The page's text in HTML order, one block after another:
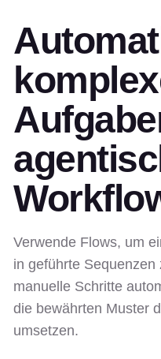
Verwende Flows, um
in geführte
manuelle Schritte
die bewährten Muster
umsetzen.